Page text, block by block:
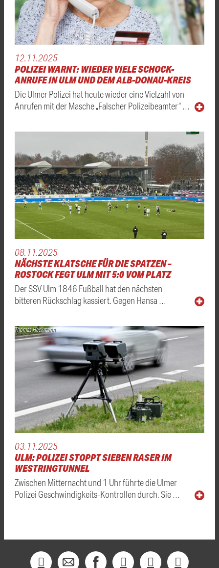
12.11.2025
POLIZEI WARNT: WIEDER VIELE SCHOCK-
ANRUFE IN ULM UND DEM ALB-DONAU-KREIS
Die Ulmer Polizei hat heute wieder eine Vielzahl von
Anrufen mit der Masche „Falscher Polizeibeamter“ …
08.11.2025
NÄCHSTE KLATSCHE FÜR DIE SPATZEN –
ROSTOCK FEGT ULM MIT 5:0 VOM PLATZ
Der SSV Ulm 1846 Fußball hat den nächsten
bitteren Rückschlag kassiert. Gegen Hansa …
Thomas Heckmann
03.11.2025
ULM: POLIZEI STOPPT SIEBEN RASER IM
WESTRINGTUNNEL
Zwischen Mitternacht und 1 Uhr führte die Ulmer
Polizei Geschwindigkeits-Kontrollen durch. Sie …